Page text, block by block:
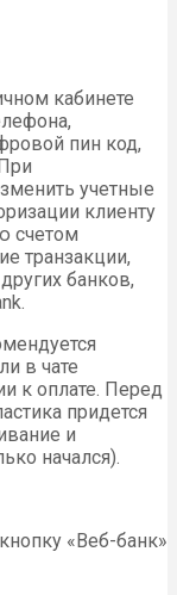
кабинете
пин код,
учетные
клиенту
счетом
транзакции,
банков,
в чате
к оплате. Перед
придется
и
начался).
«Веб-банк»